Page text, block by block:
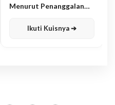
Menurut Penanggalan
Ikuti Kuisnya ➔